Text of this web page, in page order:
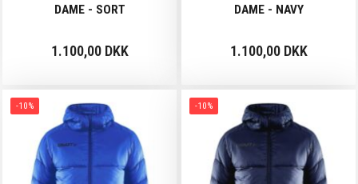
DAME - SORT
1.100,00 DKK
DAME - NAVY
1.100,00 DKK
-10% -10%